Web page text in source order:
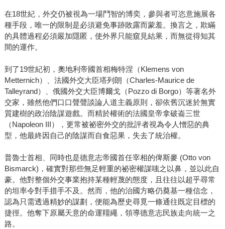
在18世紀，外交仍被視為一場鬥智的博奕，參與者可恣意施展各
種手段，唯一的限制是必須避免事跡敗露而蒙羞。換言之，欺瞞
的具體過程必須嚴加隱匿，使外界只能窺見結果，而無從得知其
間的運作。
到了19世紀初，奧地利帝國首相梅特涅（Klemens von
Metternich）、法國外交大臣塔列朗（Charles-Maurice de
Talleyrand）、俄國外交大臣博爾戈（Pozzo di Borgo）等著名外
交家，雖然他們口口聲聲談論人道主義原則，卻依舊沉迷於無實
質建樹的政治陰謀遊戲。而精於權術的法國皇帝拿破崙三世
（Napoleon III），更常被祕密外交的批評者視為令人憎惡的典
型，他最終因自己的陰謀而自食惡果，失去了統治權。
普魯士首相、同時也是德意志帝國首任宰相的俾斯麥 (Otto von
Bismarck)，確實對那些無足輕重的祕密權謀嗤之以鼻，並以此自
豪。他對整個外交事業抱持某種輕蔑的態度，且往往以超乎尋常
的坦率令對手措手不及。然而，他的治國方略仍奠基一種信念，
認為只需透過精妙的謀劃，便能為歷史尋覓一條通往既定目標的
捷徑。他奪下原屬天意的命運韁繩，領導德意志民族走向統一之
路。